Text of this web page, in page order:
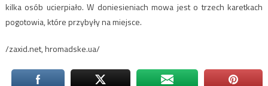
kilka osób ucierpiało. W doniesieniach mowa jest o trzech karetkach
pogotowia, które przybyły na miejsce.
/zaxid.net, hromadske.ua/